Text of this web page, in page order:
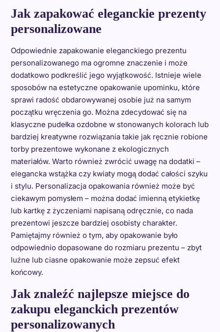
Jak zapakować eleganckie prezenty
personalizowane
Odpowiednie zapakowanie eleganckiego prezentu
personalizowanego ma ogromne znaczenie i może
dodatkowo podkreślić jego wyjątkowość. Istnieje wiele
sposobów na estetyczne opakowanie upominku, które
sprawi radość obdarowywanej osobie już na samym
początku wręczenia go. Można zdecydować się na
klasyczne pudełka ozdobne w stonowanych kolorach lub
bardziej kreatywne rozwiązania takie jak ręcznie robione
torby prezentowe wykonane z ekologicznych
materiałów. Warto również zwrócić uwagę na dodatki –
elegancka wstążka czy kwiaty mogą dodać całości szyku
i stylu. Personalizacja opakowania również może być
ciekawym pomysłem – można dodać imienną etykietkę
lub kartkę z życzeniami napisaną odręcznie, co nada
prezentowi jeszcze bardziej osobisty charakter.
Pamiętajmy również o tym, aby opakowanie było
odpowiednio dopasowane do rozmiaru prezentu – zbyt
luźne lub ciasne opakowanie może zepsuć efekt
końcowy.
Jak znaleźć najlepsze miejsce do
zakupu eleganckich prezentów
personalizowanych